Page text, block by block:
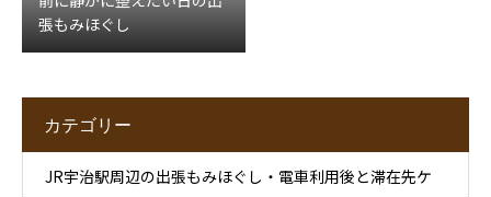
張もみほぐし
カテゴリー
JR宇治駅周辺の出張もみほぐし・電車利用後と滞在先ケ